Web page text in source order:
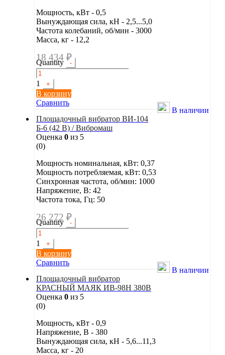
Мощность, кВт - 0,5
Вынуждающая сила, кН - 2,5...5,0
Частота колебаний, об/мин - 3000
Масса, кг - 12,2
18 434 ₽
Quantity -
1 +
В корзину
Сравнить
В наличии
Площадочный вибратор ВИ-104
Б-6 (42 В) / Вибромаш
Оценка 0 из 5
(0)
Мощность номинальная, кВт: 0,37
Мощность потребляемая, кВт: 0,53
Синхронная частота, об/мин: 1000
Напряжение, В: 42
Частота тока, Гц: 50
26 272 ₽
Quantity -
1 +
В корзину
Сравнить
В наличии
Площадочный вибратор
КРАСНЫЙ МАЯК ИВ-98Н 380В
Оценка 0 из 5
(0)
Мощность, кВт - 0,9
Напряжение, В - 380
Вынуждающая сила, кН - 5,6...11,3
Масса, кг - 20